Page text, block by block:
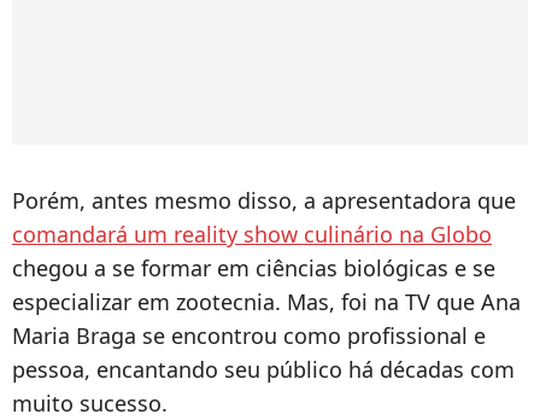
Porém, antes mesmo disso, a apresentadora que
comandará um reality show culinário na Globo
chegou a se formar em ciências biológicas e se
especializar em zootecnia. Mas, foi na TV que Ana
Maria Braga se encontrou como profissional e
pessoa, encantando seu público há décadas com
muito sucesso.